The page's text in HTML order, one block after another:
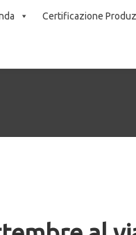
Certificazione